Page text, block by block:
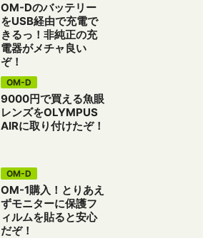
OM-Dのバッテリー
をUSB経由で充電で
きるっ！非純正の充
電器がメチャ良い
ぞ！
OM-D
9000円で買える魚眼
レンズをOLYMPUS
AIRに取り付けたぞ！
OM-D
OM-1購入！とりあえ
ずモニターに保護フ
ィルムを貼ると安心
だぞ！